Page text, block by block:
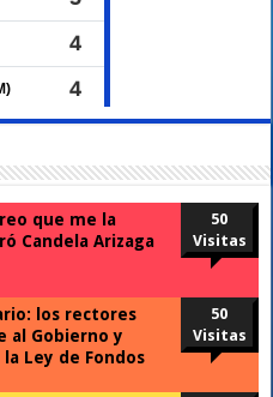
que me la
Candela Arizaga
50
Visitas
los rectores
al Gobierno y
Ley de Fondos
50
Visitas